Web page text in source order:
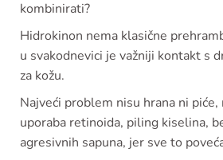
kombinirati?
Hidrokinon nema klasične
u svakodnevici je važniji kontakt s
za kožu.
Najveći problem nisu hrana ni
uporaba retinoida, piling kiselina,
agresivnih sapuna, jer sve to